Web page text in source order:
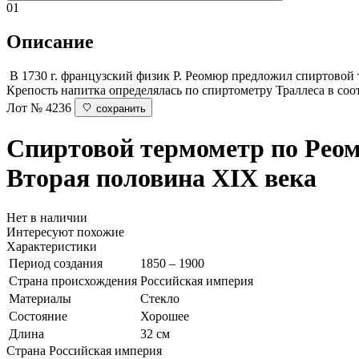
01
Описание
В 1730 г. французский физик Р. Реомюр предложил спиртовой
Крепость напитка определялась по спиртометру Траллеса в
Лот № 4236
сохранить
Спиртовой термометр по
Вторая половина XIX века
Нет в наличии
Интересуют похожие
Характеристики
Период создания
1850 – 1900
Страна происхождения Российская империя
Материалы
Стекло
Состояние
Хорошее
Длина
32 см
Страна Российская империя